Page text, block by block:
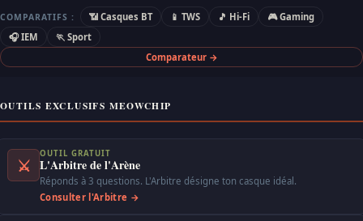
COMPARATIFS : 📶 Casques BT 📱 TWS 🎵 Hi-Fi
🎮 Gaming
🎧 IEM
🏃 Sport
Comparateur →
OUTILS EXCLUSIFS MEOWCHIP
⚔
OUTIL GRATUIT
L'Arbitre de l'Arène
Réponds à 3 questions. L'Arbitre désigne ton casque idéal.
Consulter l'Arbitre →